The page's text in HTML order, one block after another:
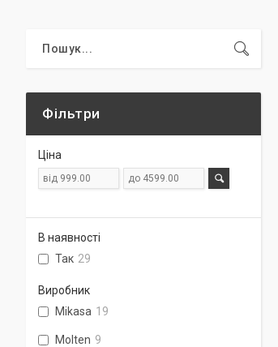
Фільтри
Ціна
В наявності
Так 29
Виробник
Mikasa 19
Molten 9